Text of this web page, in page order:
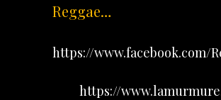
Reggae…
https://www.facebook.com/
https://